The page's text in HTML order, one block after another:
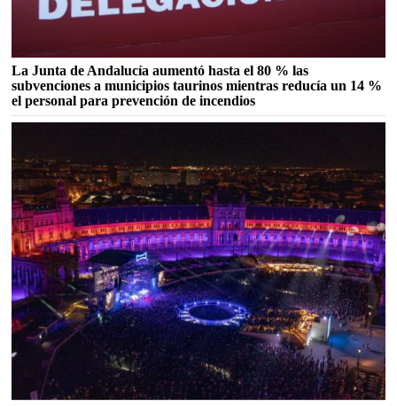
La Junta de Andalucía aumentó hasta el 80 % las
subvenciones a municipios taurinos mientras reducía un 14 %
el personal para prevención de incendios